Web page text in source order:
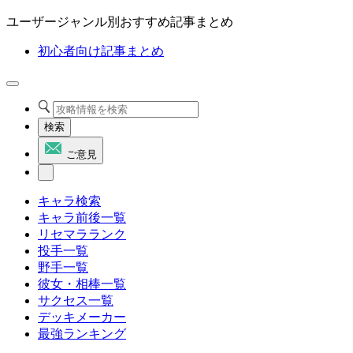
ユーザージャンル別おすすめ記事まとめ
初心者向け記事まとめ
検索
ご意見
キャラ検索
キャラ前後一覧
リセマラランク
投手一覧
野手一覧
彼女・相棒一覧
サクセス一覧
デッキメーカー
最強ランキング